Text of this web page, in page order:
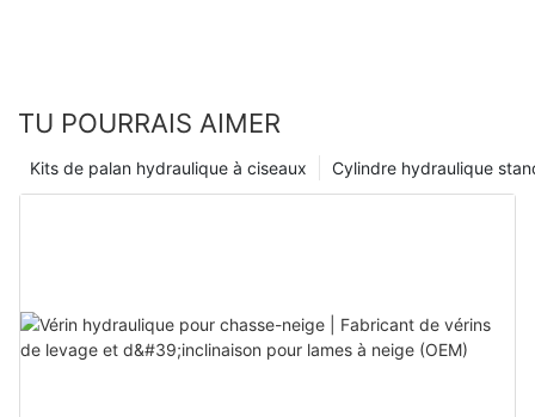
TU POURRAIS AIMER
Cylindre hydraulique
Kits de palan hydraulique à ciseaux